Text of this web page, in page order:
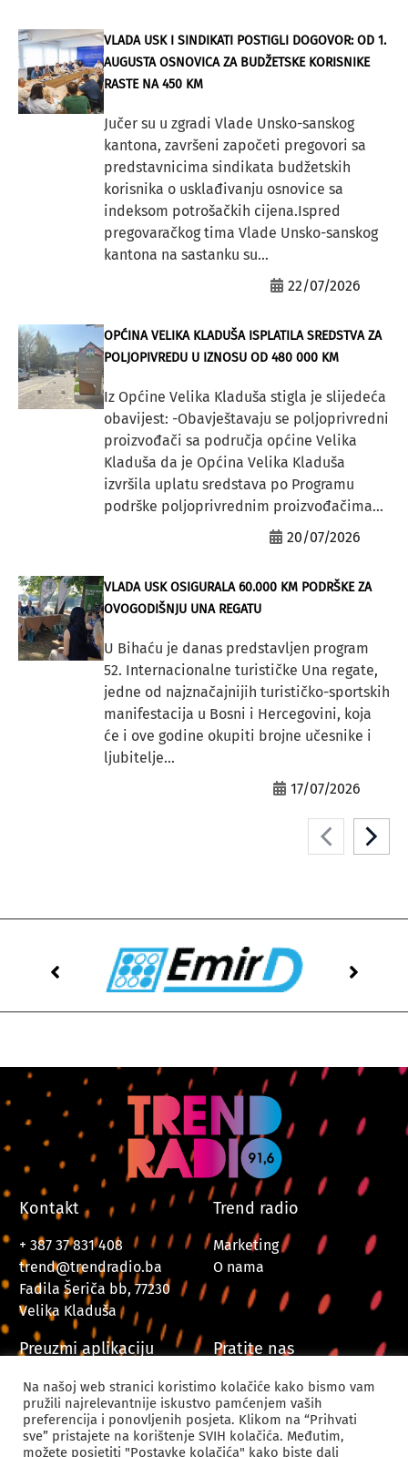
VLADA USK I SINDIKATI POSTIGLI DOGOVOR: OD 1.
AUGUSTA OSNOVICA ZA BUDŽETSKE KORISNIKE
RASTE NA 450 KM
Jučer su u zgradi Vlade Unsko-sanskog
kantona, završeni započeti pregovori sa
predstavnicima sindikata budžetskih
korisnika o usklađivanju osnovice sa
indeksom potrošačkih cijena.Ispred
pregovaračkog tima Vlade Unsko-sanskog
kantona na sastanku su...
22/07/2026
OPĆINA VELIKA KLADUŠA ISPLATILA SREDSTVA ZA
POLJOPIVREDU U IZNOSU OD 480 000 KM
Iz Općine Velika Kladuša stigla je slijedeća
obavijest: -Obavještavaju se poljoprivredni
proizvođači sa područja općine Velika
Kladuša da je Općina Velika Kladuša
izvršila uplatu sredstava po Programu
podrške poljoprivrednim proizvođačima...
20/07/2026
VLADA USK OSIGURALA 60.000 KM PODRŠKE ZA
OVOGODIŠNJU UNA REGATU
U Bihaću je danas predstavljen program
52. Internacionalne turističke Una regate,
jedne od najznačajnijih turističko-sportskih
manifestacija u Bosni i Hercegovini, koja
će i ove godine okupiti brojne učesnike i
ljubitelje...
17/07/2026
Kontakt
+ 387 37 831 408
trend@trendradio.ba
Fadila Šeriča bb, 77230
Velika Kladuša
Trend radio
Marketing
O nama
Preuzmi aplikaciju Pratite nas
Na našoj web stranici koristimo kolačiće kako bismo vam
pružili najrelevantnije iskustvo pamćenjem vaših
preferencija i ponovljenih posjeta. Klikom na “Prihvati
sve” pristajete na korištenje SVIH kolačića. Međutim,
možete posjetiti "Postavke kolačića" kako biste dali